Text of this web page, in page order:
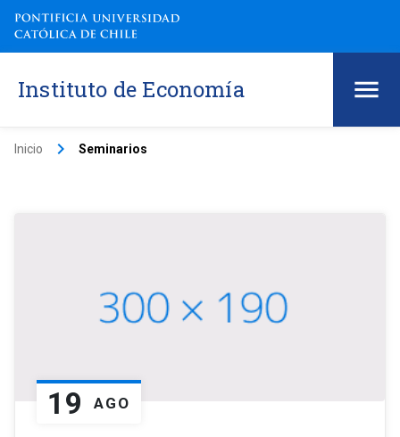
Instituto de Economía
Inicio keyboard_arrow_right Seminarios
19 AGO